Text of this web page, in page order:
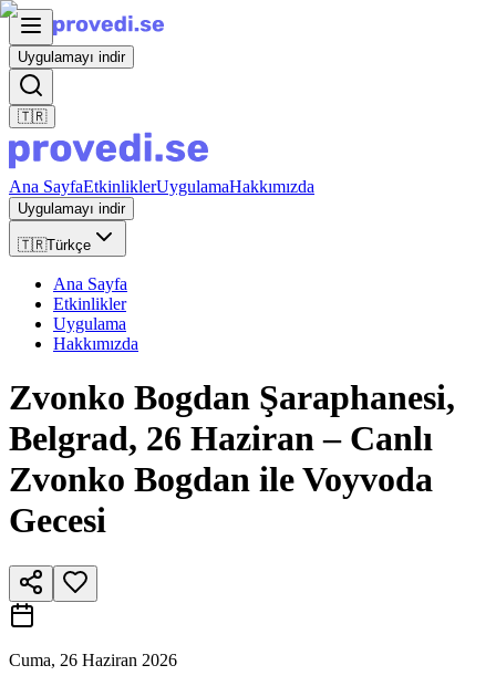
Uygulamayı indir
🇹🇷
Ana SayfaEtkinliklerUygulamaHakkımızda
Uygulamayı indir
🇹🇷Türkçe
Ana Sayfa
Etkinlikler
Uygulama
Hakkımızda
Zvonko Bogdan Şaraphanesi,
Belgrad, 26 Haziran – Canlı
Zvonko Bogdan ile Voyvoda
Gecesi
Cuma, 26 Haziran 2026